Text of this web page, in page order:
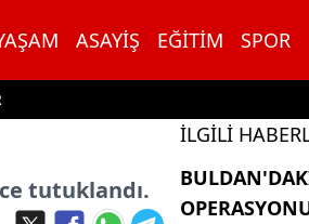
ASAYIŞ EĞITIM SPOR
tutuklandı.
İLGILI